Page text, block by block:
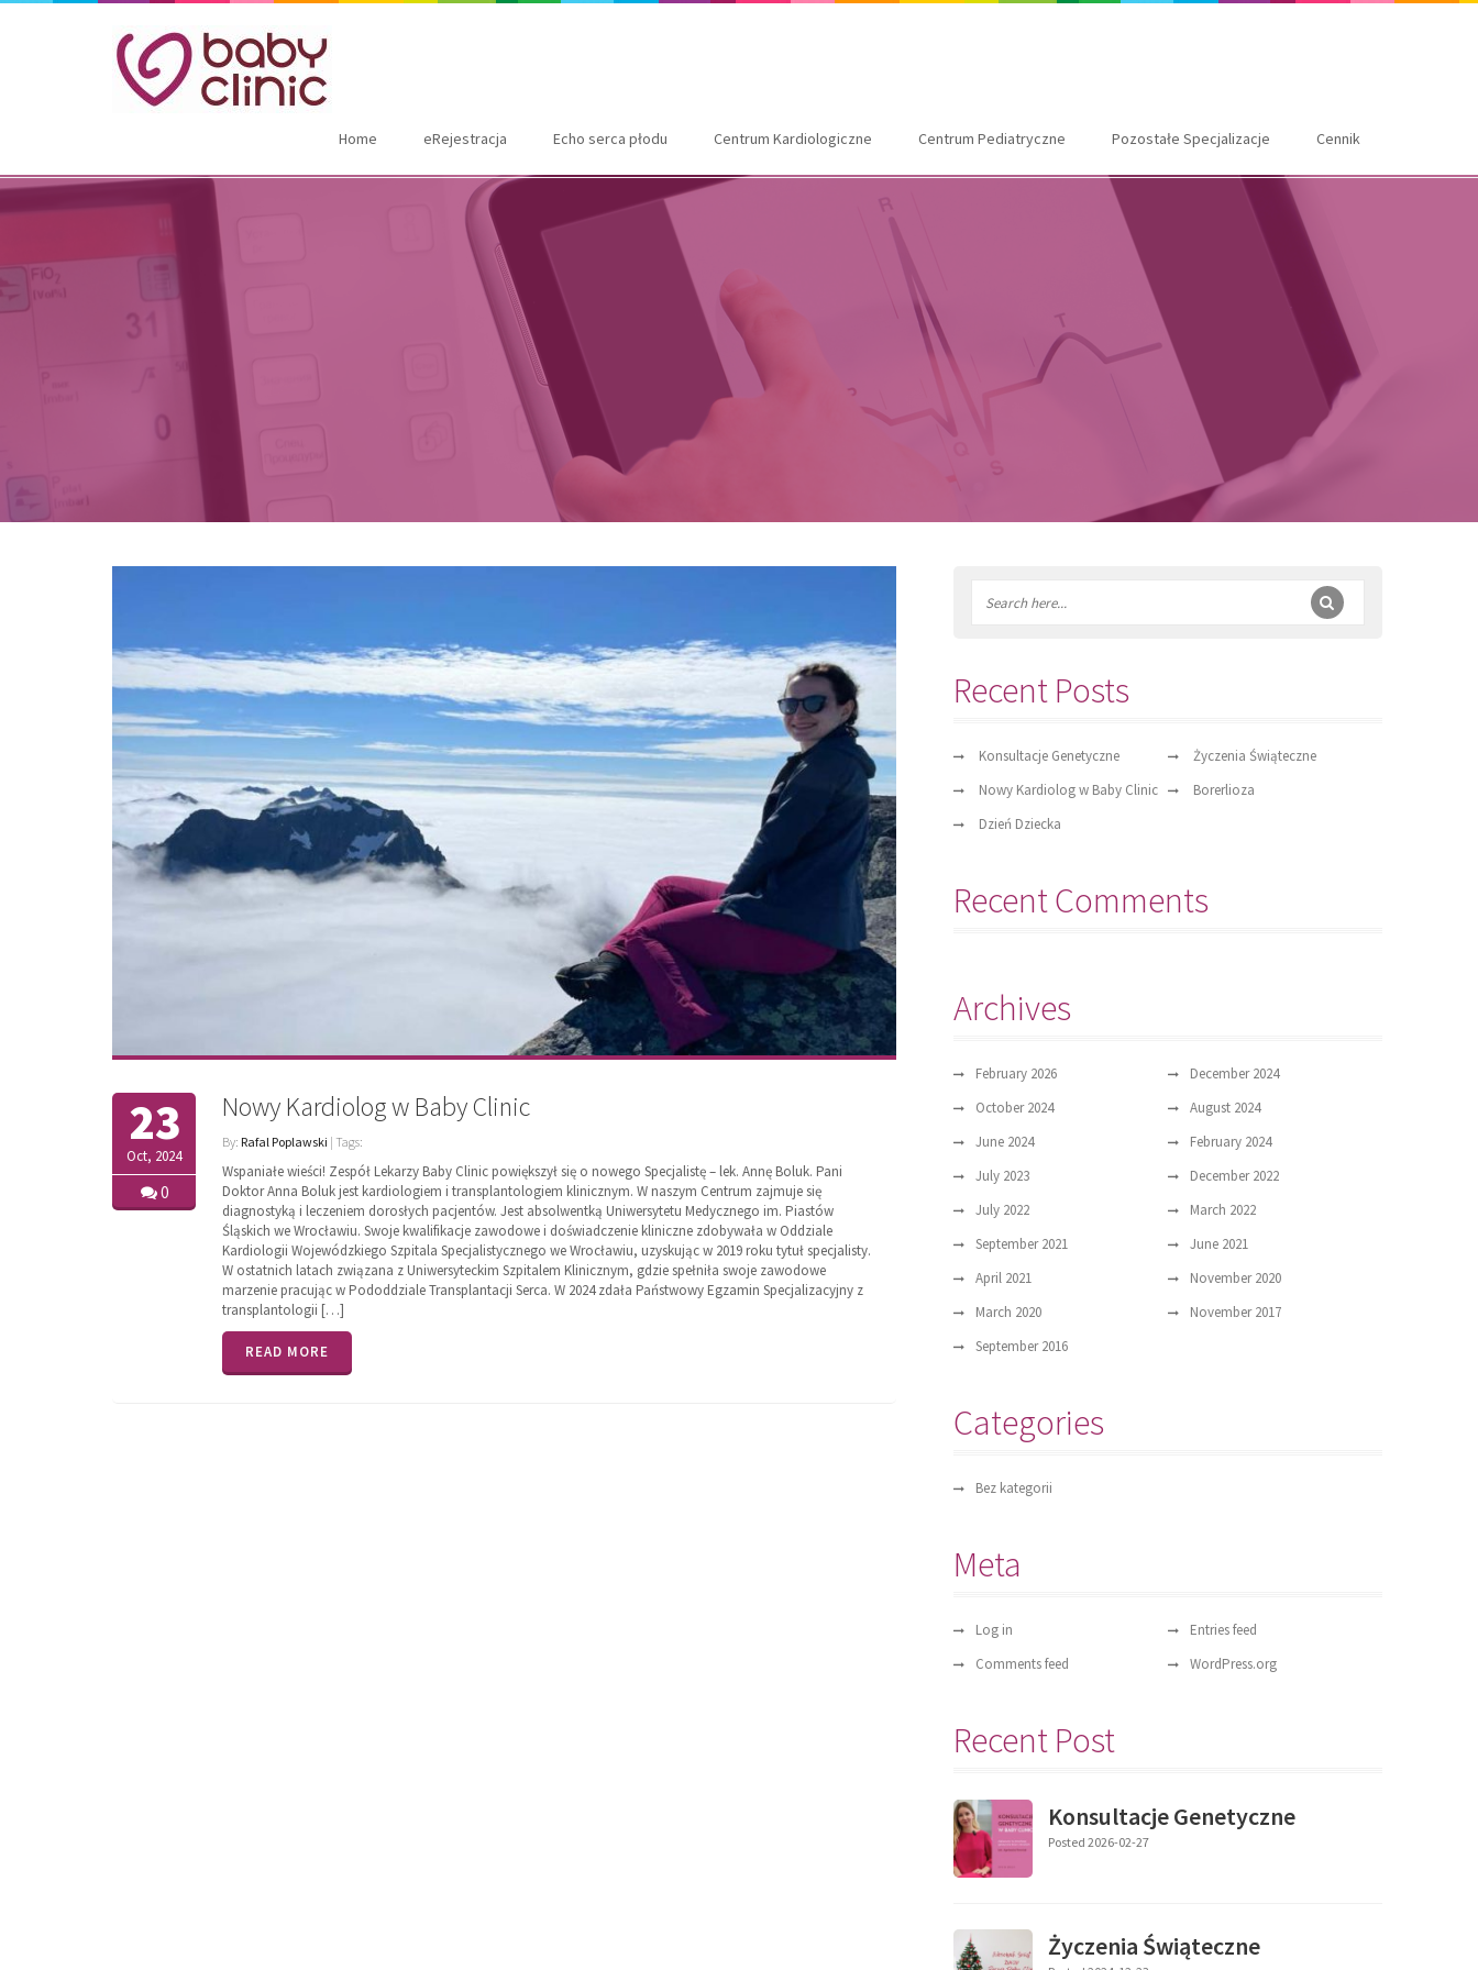
Home eRejestracja Echo serca płodu Centrum Kardiologiczne Centrum Pediatryczne Pozostałe Specjalizacje Cennik
23
Oct, 2024
0
Nowy Kardiolog w Baby Clinic
By: Rafal Poplawski | Tags:
Wspaniałe wieści! Zespół Lekarzy Baby Clinic powiększył się o nowego Specjalistę – lek. Annę Boluk. Pani
Doktor Anna Boluk jest kardiologiem i transplantologiem klinicznym. W naszym Centrum zajmuje się
diagnostyką i leczeniem dorosłych pacjentów. Jest absolwentką Uniwersytetu Medycznego im. Piastów
Śląskich we Wrocławiu. Swoje kwalifikacje zawodowe i doświadczenie kliniczne zdobywała w Oddziale
Kardiologii Wojewódzkiego Szpitala Specjalistycznego we Wrocławiu, uzyskując w 2019 roku tytuł specjalisty.
W ostatnich latach związana z Uniwersyteckim Szpitalem Klinicznym, gdzie spełniła swoje zawodowe
marzenie pracując w Pododdziale Transplantacji Serca. W 2024 zdała Państwowy Egzamin Specjalizacyjny z
transplantologii […]
READ MORE
Recent Posts
Konsultacje Genetyczne
Życzenia Świąteczne
Nowy Kardiolog w Baby Clinic
Borerlioza
Dzień Dziecka
Recent Comments
Archives
February 2026
December 2024
October 2024
August 2024
June 2024
February 2024
July 2023
December 2022
July 2022
March 2022
September 2021
June 2021
April 2021
November 2020
March 2020
November 2017
September 2016
Categories
Bez kategorii
Meta
Log in
Entries feed
Comments feed
WordPress.org
Recent Post
Konsultacje Genetyczne
Posted 2026-02-27
Życzenia Świąteczne